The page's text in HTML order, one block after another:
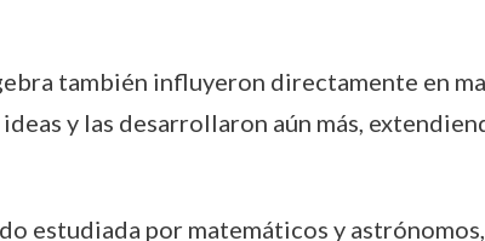
también influyeron directamente en
y las desarrollaron aún más,
estudiada por matemáticos y